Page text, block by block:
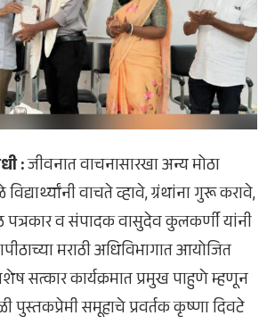
:जीवनात वाचनासारखा अन्य मोठा
वाचते व्हावे, ग्रंथांना गुरू करावे,
व संपादक वासुदेव कुलकर्णी यांनी
मराठी अधिविभागात आयोजित
सत्कार कार्यक्रमात प्रमुख पाहुणे म्हणून
पुस्तकप्रेमी समूहाचे प्रवर्तक कृष्णा दिवटे